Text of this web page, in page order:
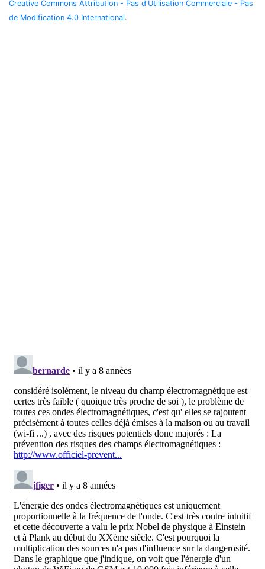
Creative Commons Attribution - Pas d'Utilisation Commerciale - Pas
de Modification 4.0 International.